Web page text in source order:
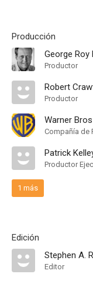
Producción
George Roy
Productor
Productor
Warner Bros
Patrick
Productor
1 más
Edición
Stephen A.
Editor